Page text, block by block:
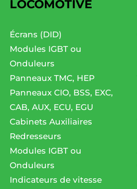
LOCOMOTIVE
Écrans (DID)
Modules IGBT ou
Onduleurs
Panneaux TMC, HEP
Panneaux CIO, BSS, EXC,
CAB, AUX, ECU, EGU
Cabinets Auxiliaires
Redresseurs
Modules IGBT ou
Onduleurs
Indicateurs de vitesse